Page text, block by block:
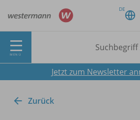
DE
MENÜ
Jetzt zum Newsletter
Zurück